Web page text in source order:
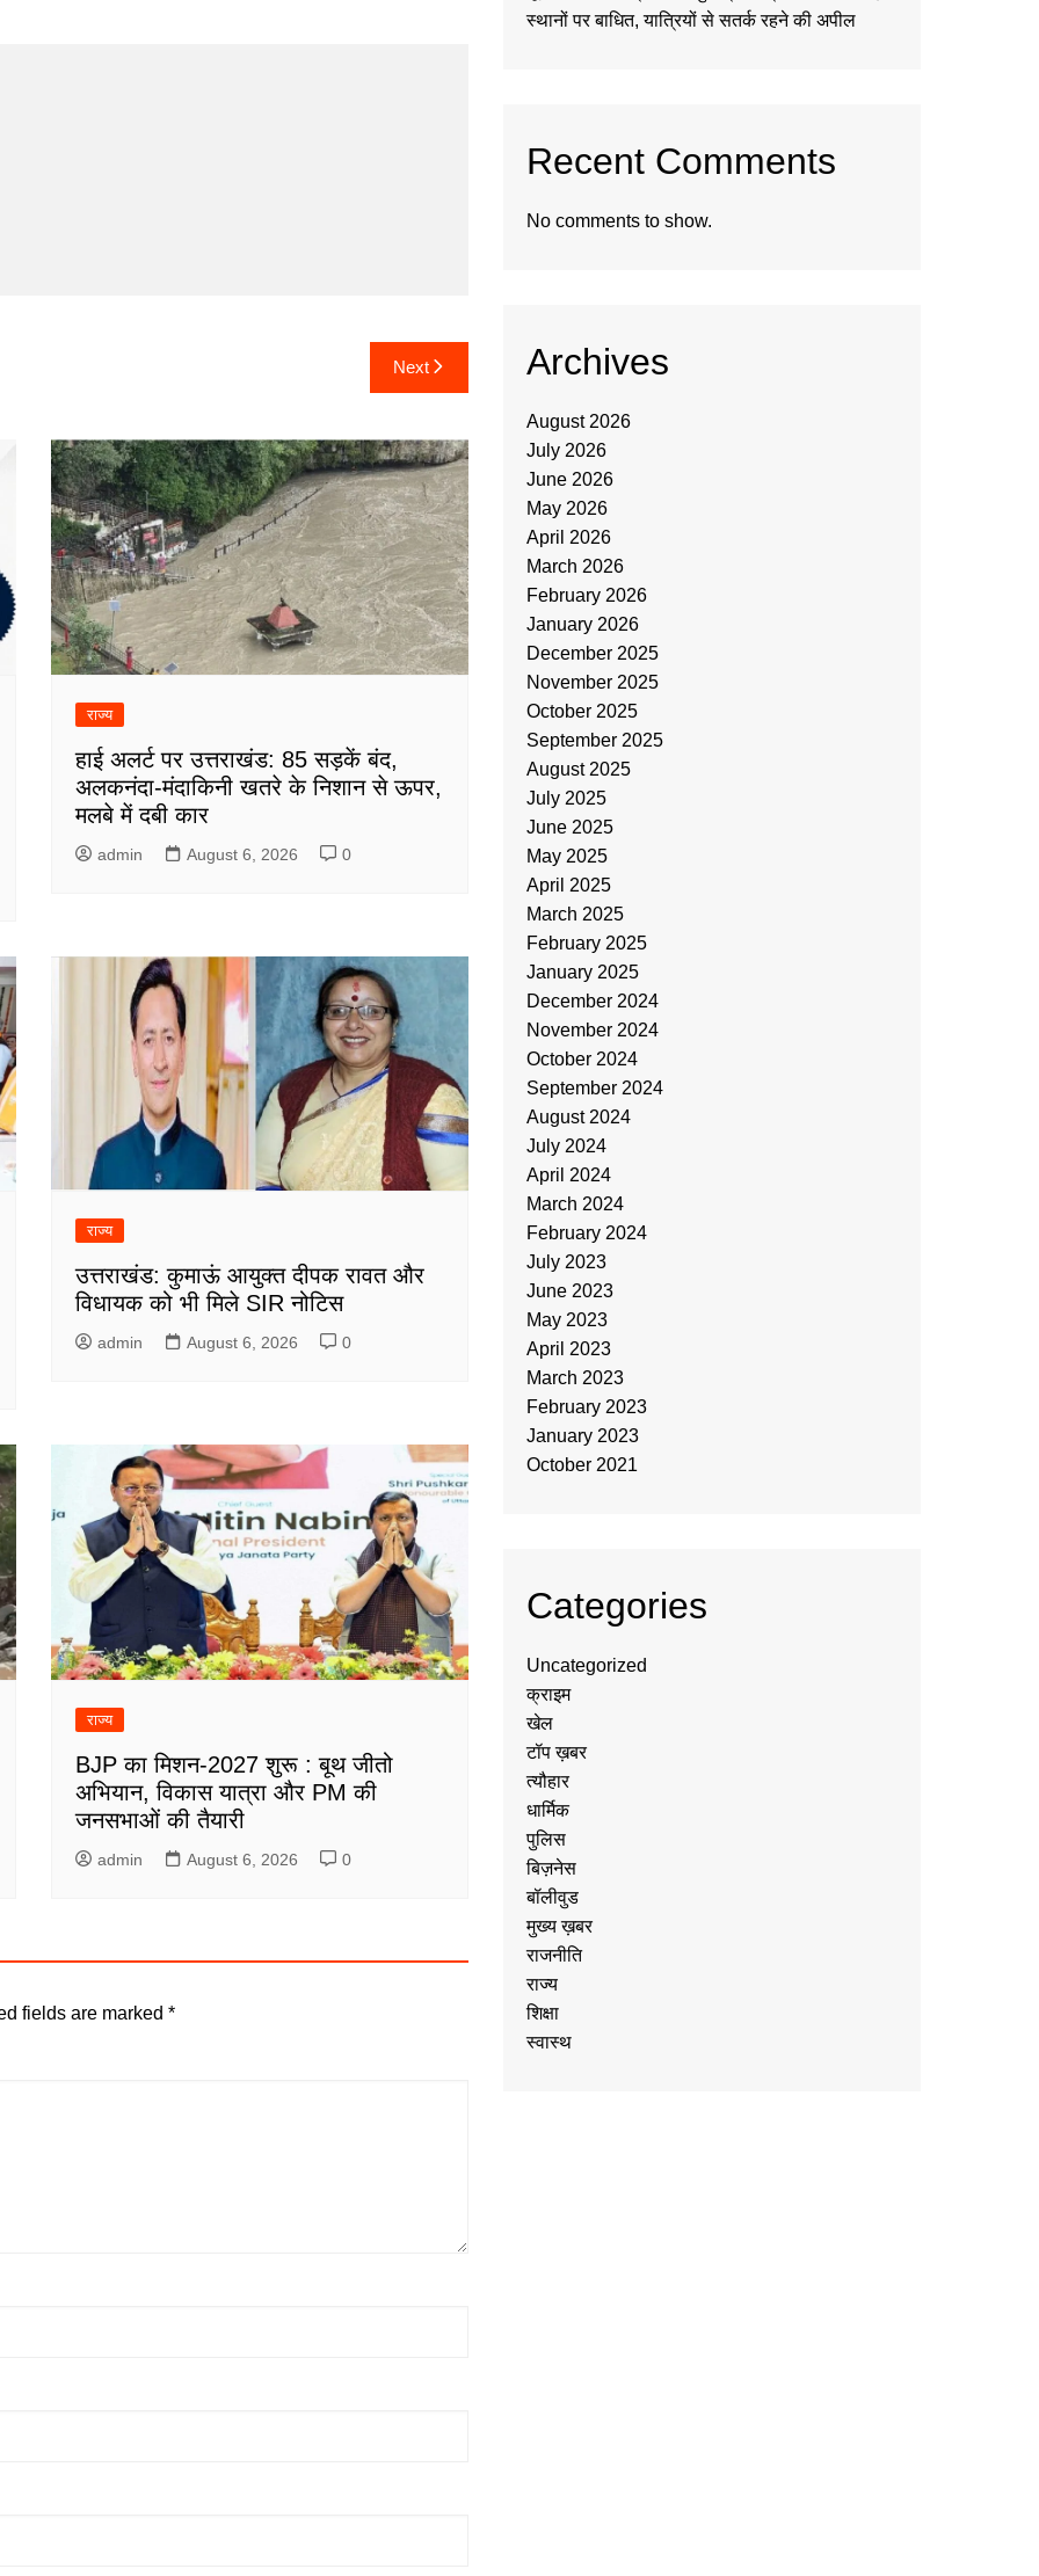
Next
राज्य
हाई अलर्ट पर उत्तराखंड: 85 सड़कें बंद,
अलकनंदा-मंदाकिनी खतरे के निशान से ऊपर,
मलबे में दबी कार
admin August 6, 2026 0
राज्य
उत्तराखंड: कुमाऊं आयुक्त दीपक रावत और
विधायक को भी मिले SIR नोटिस
admin August 6, 2026 0
राज्य
BJP का मिशन-2027 शुरू : बूथ जीतो
अभियान, विकास यात्रा और PM की
जनसभाओं की तैयारी
admin August 6, 2026 0
fields are marked *
स्थानों पर बाधित, यात्रियों से सतर्क रहने की अपील
Recent Comments
No comments to show.
Archives
August 2026
July 2026
June 2026
May 2026
April 2026
March 2026
February 2026
January 2026
December 2025
November 2025
October 2025
September 2025
August 2025
July 2025
June 2025
May 2025
April 2025
March 2025
February 2025
January 2025
December 2024
November 2024
October 2024
September 2024
August 2024
July 2024
April 2024
March 2024
February 2024
July 2023
June 2023
May 2023
April 2023
March 2023
February 2023
January 2023
October 2021
Categories
Uncategorized
क्राइम
खेल
टॉप ख़बर
त्यौहार
धार्मिक
पुलिस
बिज़नेस
बॉलीवुड
मुख्य ख़बर
राजनीति
राज्य
शिक्षा
स्वास्थ